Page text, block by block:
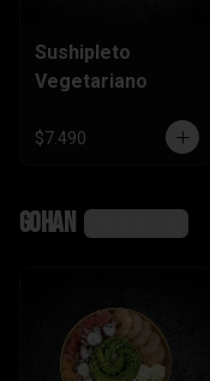
Sushipleto
Vegetariano
$7.490
Gohan